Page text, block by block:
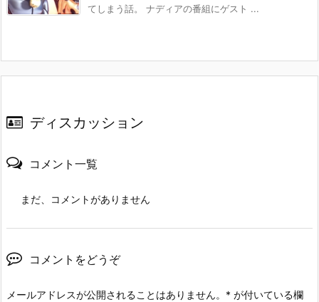
てしまう話。 ナディアの番組にゲスト ...
ディスカッション
コメント一覧
まだ、コメントがありません
コメントをどうぞ
メールアドレスが公開されることはありません。 * が付いている欄